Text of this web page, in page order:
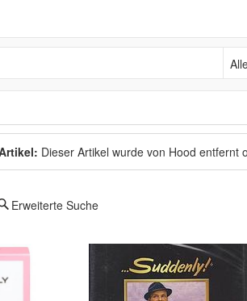
Dieser Artikel wurde von Hood entfernt
Erweiterte Suche